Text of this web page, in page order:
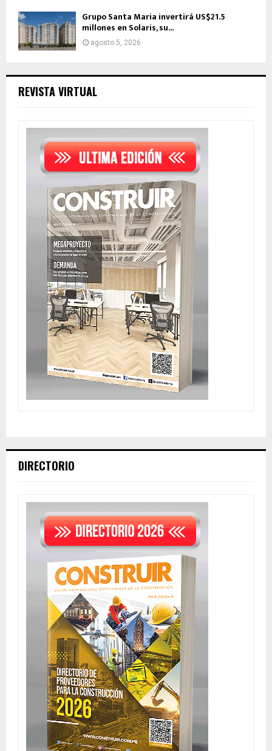
Grupo Santa Maria invertirá US$21.5
millones en Solaris, su...
agosto 5, 2026
REVISTA VIRTUAL
DIRECTORIO